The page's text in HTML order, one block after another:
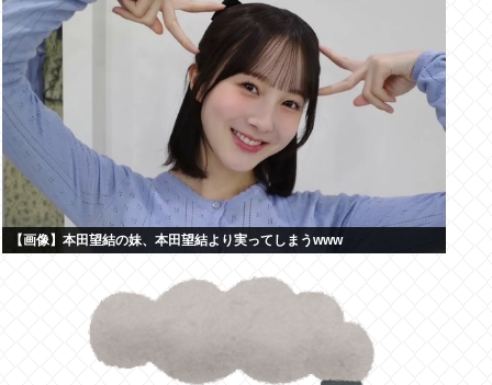
【画像】本田望結の妹、本田望結より実ってしまうwww